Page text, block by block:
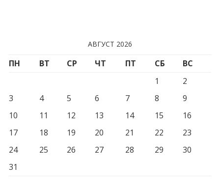
АВГУСТ 2026
ПН ВТ СР ЧТ ПТ СБ
ВС
1
2
3
4 5 6 7 8
9
10
11 12 13 14 15
16
17
18 19 20 21 22
23
24
25 26 27 28 29
30
31